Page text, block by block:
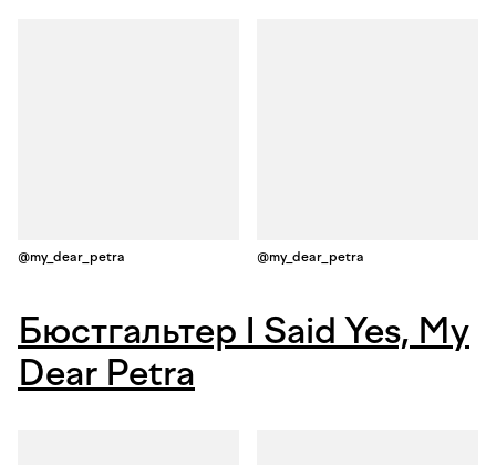
@my_dear_petra @my_dear_petra
Бюстгальтер I Said Yes, My
Dear Petra